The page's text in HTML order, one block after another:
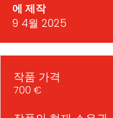
에 제작
9 4월 2025
작품 가격
700 €